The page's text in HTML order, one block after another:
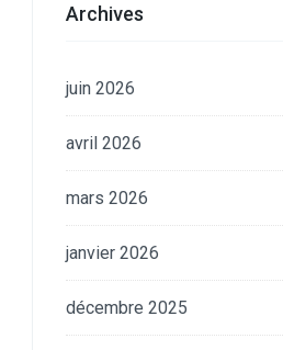
Archives
juin 2026
avril 2026
mars 2026
janvier 2026
décembre 2025